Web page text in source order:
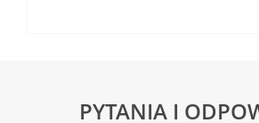
PYTANIA I